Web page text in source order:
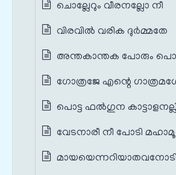
ചൊല്ലേറും വീരനല്ലോ നീ
വിരവിൽ വരിക ദുർമ്മതേ
അന്തകാന്തക പോരും
ഗോത്രജേ എന്റെ
പൊട്ട ഫൽഗുന
വേടനാരീ നീ പോടി